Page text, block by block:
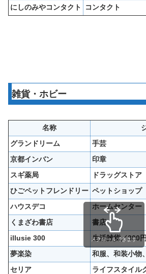
にしのみやコンタクト コンタクト
雑貨・ホビー
名称
グランドリーム 手芸
京都インバン 印章
スギ薬局 ドラッグストア
ひごペットフレンドリー ペットショップ
ハウスデコ ホームセンター
くまざわ書店 書店
illusie 300 生活雑貨／300
夢楽染 和服、和装小物
セリア ライフスタイル
スクロールできます